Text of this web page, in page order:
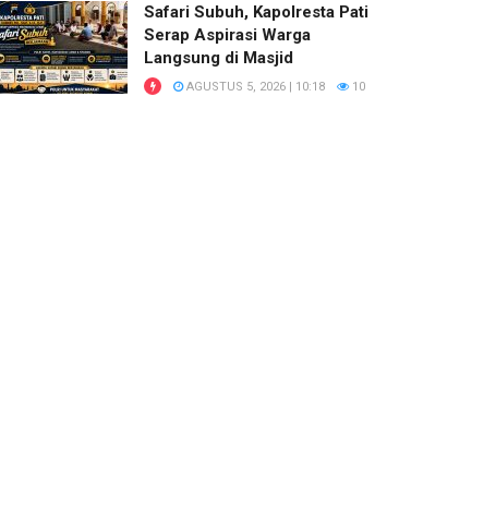
Safari Subuh, Kapolresta Pati
Serap Aspirasi Warga
Langsung di Masjid
AGUSTUS 5, 2026 | 10:18 10